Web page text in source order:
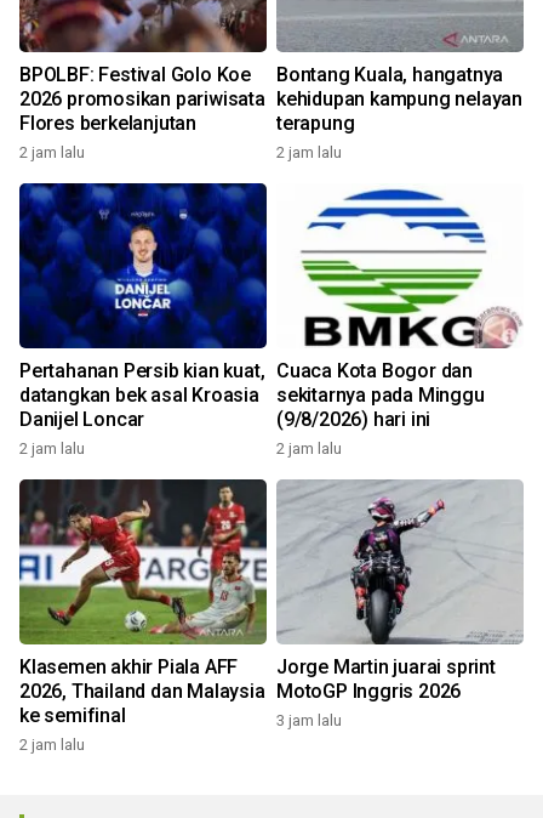
BPOLBF: Festival Golo Koe
2026 promosikan pariwisata
Flores berkelanjutan
2 jam lalu
Bontang Kuala, hangatnya
kehidupan kampung nelayan
terapung
2 jam lalu
Pertahanan Persib kian kuat,
datangkan bek asal Kroasia
Danijel Loncar
2 jam lalu
Cuaca Kota Bogor dan
sekitarnya pada Minggu
(9/8/2026) hari ini
2 jam lalu
Klasemen akhir Piala AFF
2026, Thailand dan Malaysia
ke semifinal
2 jam lalu
Jorge Martin juarai sprint
MotoGP Inggris 2026
3 jam lalu